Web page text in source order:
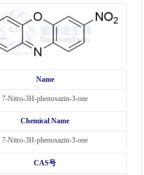
Name
7-Nitro-3H-phenoxazin-3-one
Chemical Name
7-Nitro-3H-phenoxazin-3-one
CAS号